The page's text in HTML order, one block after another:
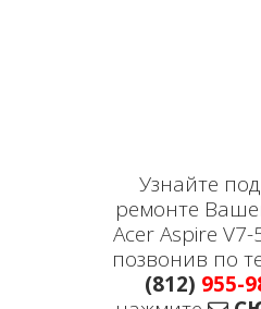
Узнайте
ремонте
Acer Aspire V7-
позвонив по
(812) 955-